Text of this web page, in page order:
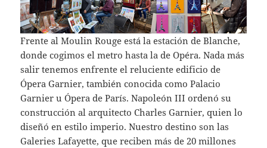
Frente al Moulin Rouge está la estación de Blanche,
donde cogimos el metro hasta la de Opéra. Nada más
salir tenemos enfrente el reluciente edificio de
Ópera Garnier, también conocida como Palacio
Garnier u Ópera de París. Napoleón III ordenó su
construcción al arquitecto Charles Garnier, quien lo
diseñó en estilo imperio. Nuestro destino son las
Galeries Lafayette, que reciben más de 20 millones